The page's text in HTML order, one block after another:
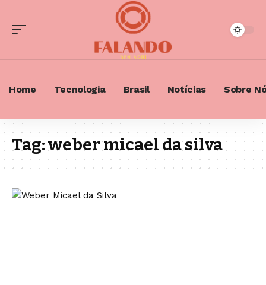
Home Tecnologia Brasil Notícias Sobre
Tag:weber micael da silva